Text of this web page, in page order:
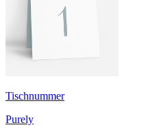
Tischnummer
Purely